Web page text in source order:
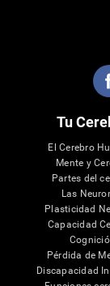
Tu
El Cerebro
Mente y
Partes del
Las
Plasticidad
Capacidad
Pérdida de
Discapacidad